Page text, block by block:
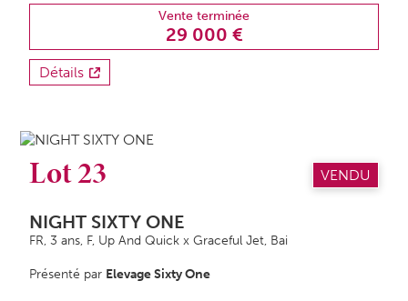
Vente terminée
29 000 €
Détails
Lot 23 VENDU
NIGHT SIXTY ONE
FR, 3 ans, F, Up And Quick x Graceful Jet, Bai
Présenté par Elevage Sixty One